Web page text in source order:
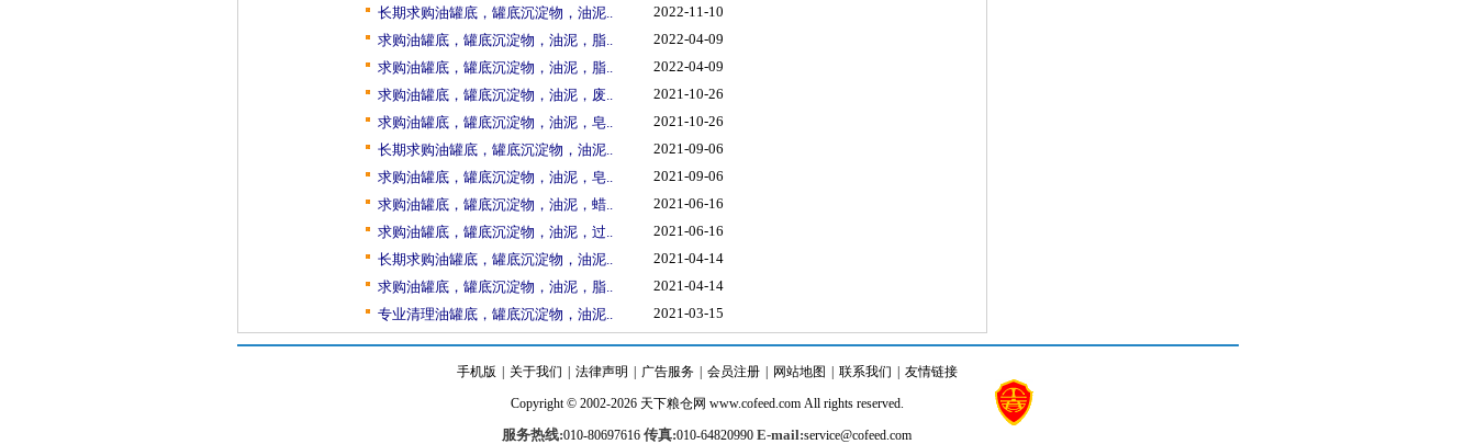
长期求购油罐底，罐底沉淀物，油泥..
2022-11-10
求购油罐底，罐底沉淀物，油泥，脂..
2022-04-09
求购油罐底，罐底沉淀物，油泥，脂..
2022-04-09
求购油罐底，罐底沉淀物，油泥，废..
2021-10-26
求购油罐底，罐底沉淀物，油泥，皂..
2021-10-26
长期求购油罐底，罐底沉淀物，油泥..
2021-09-06
求购油罐底，罐底沉淀物，油泥，皂..
2021-09-06
求购油罐底，罐底沉淀物，油泥，蜡..
2021-06-16
求购油罐底，罐底沉淀物，油泥，过..
2021-06-16
长期求购油罐底，罐底沉淀物，油泥..
2021-04-14
求购油罐底，罐底沉淀物，油泥，脂..
2021-04-14
专业清理油罐底，罐底沉淀物，油泥..
2021-03-15
手机版 关于我们 法律声明 广告服务 会员注册 网站地图 联系我们 友情链接
Copyright © 2002-2026 天下粮仓网 www.cofeed.comAll rights reserved.
服务热线:010-80697616 传真:010-64820990 E-mail:service@cofeed.com